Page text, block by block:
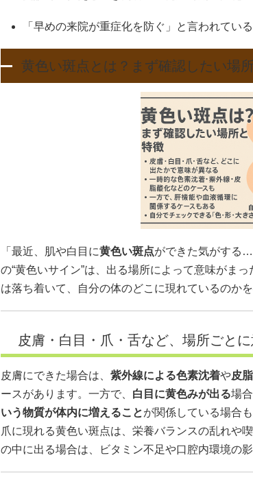
「早めの来院が重症化を防ぐ」と言われている
黄色い斑点とは？まず確認したい場
「最近、肌や白目に黄色い斑点ができた気がする
の“黄色いサイン”は、出る場所によって意味がま
は落ち着いて、自分の体のどこに現れているのか
皮膚・白目・爪・舌など、場所ごとに
皮膚にできた場合は、 紫外線による色素沈着や皮
ースがあります。一方で、 白目に黄色みが出る場
いう物質が体内に増えることが関係している場合
爪に現れる黄色い斑点は、栄養バランスの乱れや
の中に出る場合は、ビタミン不足や口腔内環境の